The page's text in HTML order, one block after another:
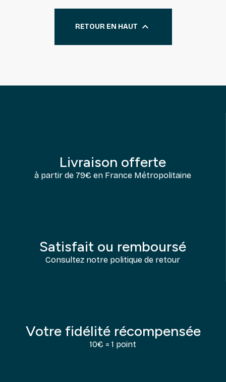
RETOUR EN HAUT 
Livraison offerte
à partir de 79€ en France Métropolitaine
Satisfait ou remboursé
Consultez notre politique de retour
Votre fidélité récompensée
10€ = 1 point